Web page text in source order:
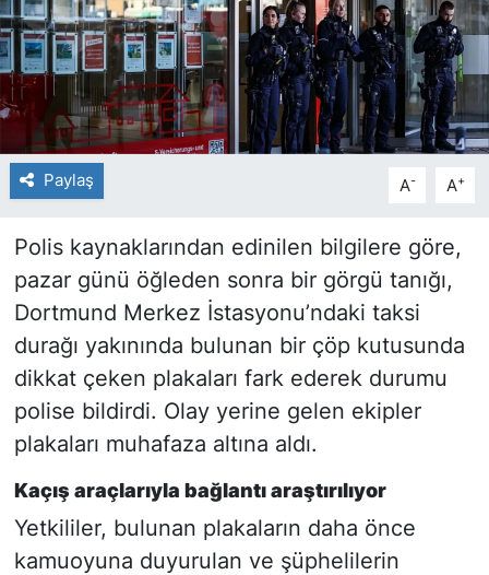
Paylaş A- A+
Polis kaynaklarından edinilen bilgilere göre,
pazar günü öğleden sonra bir görgü tanığı,
Dortmund Merkez İstasyonu’ndaki taksi
durağı yakınında bulunan bir çöp kutusunda
dikkat çeken plakaları fark ederek durumu
polise bildirdi. Olay yerine gelen ekipler
plakaları muhafaza altına aldı.
Kaçış araçlarıyla bağlantı araştırılıyor
Yetkililer, bulunan plakaların daha önce
kamuoyuna duyurulan ve şüphelilerin